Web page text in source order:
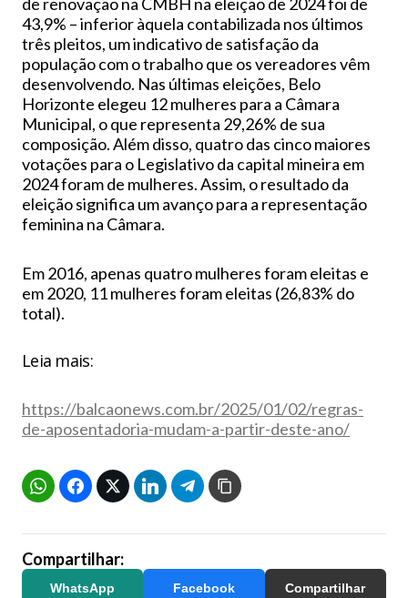
43,9% – inferior àquela contabilizada nos últimos
três pleitos, um indicativo de satisfação da
população com o trabalho que os vereadores vêm
desenvolvendo. Nas últimas eleições, Belo
Horizonte elegeu 12 mulheres para a Câmara
Municipal, o que representa 29,26% de sua
composição. Além disso, quatro das cinco maiores
votações para o Legislativo da capital mineira em
2024 foram de mulheres. Assim, o resultado da
eleição significa um avanço para a representação
feminina na Câmara.
Em 2016, apenas quatro mulheres foram eleitas e
em 2020, 11 mulheres foram eleitas (26,83% do
total).
Leia mais:
https://balcaonews.com.br/2025/01/02/regras-
de-aposentadoria-mudam-a-partir-deste-ano/
Compartilhar:
WhatsApp Facebook Compartilhar